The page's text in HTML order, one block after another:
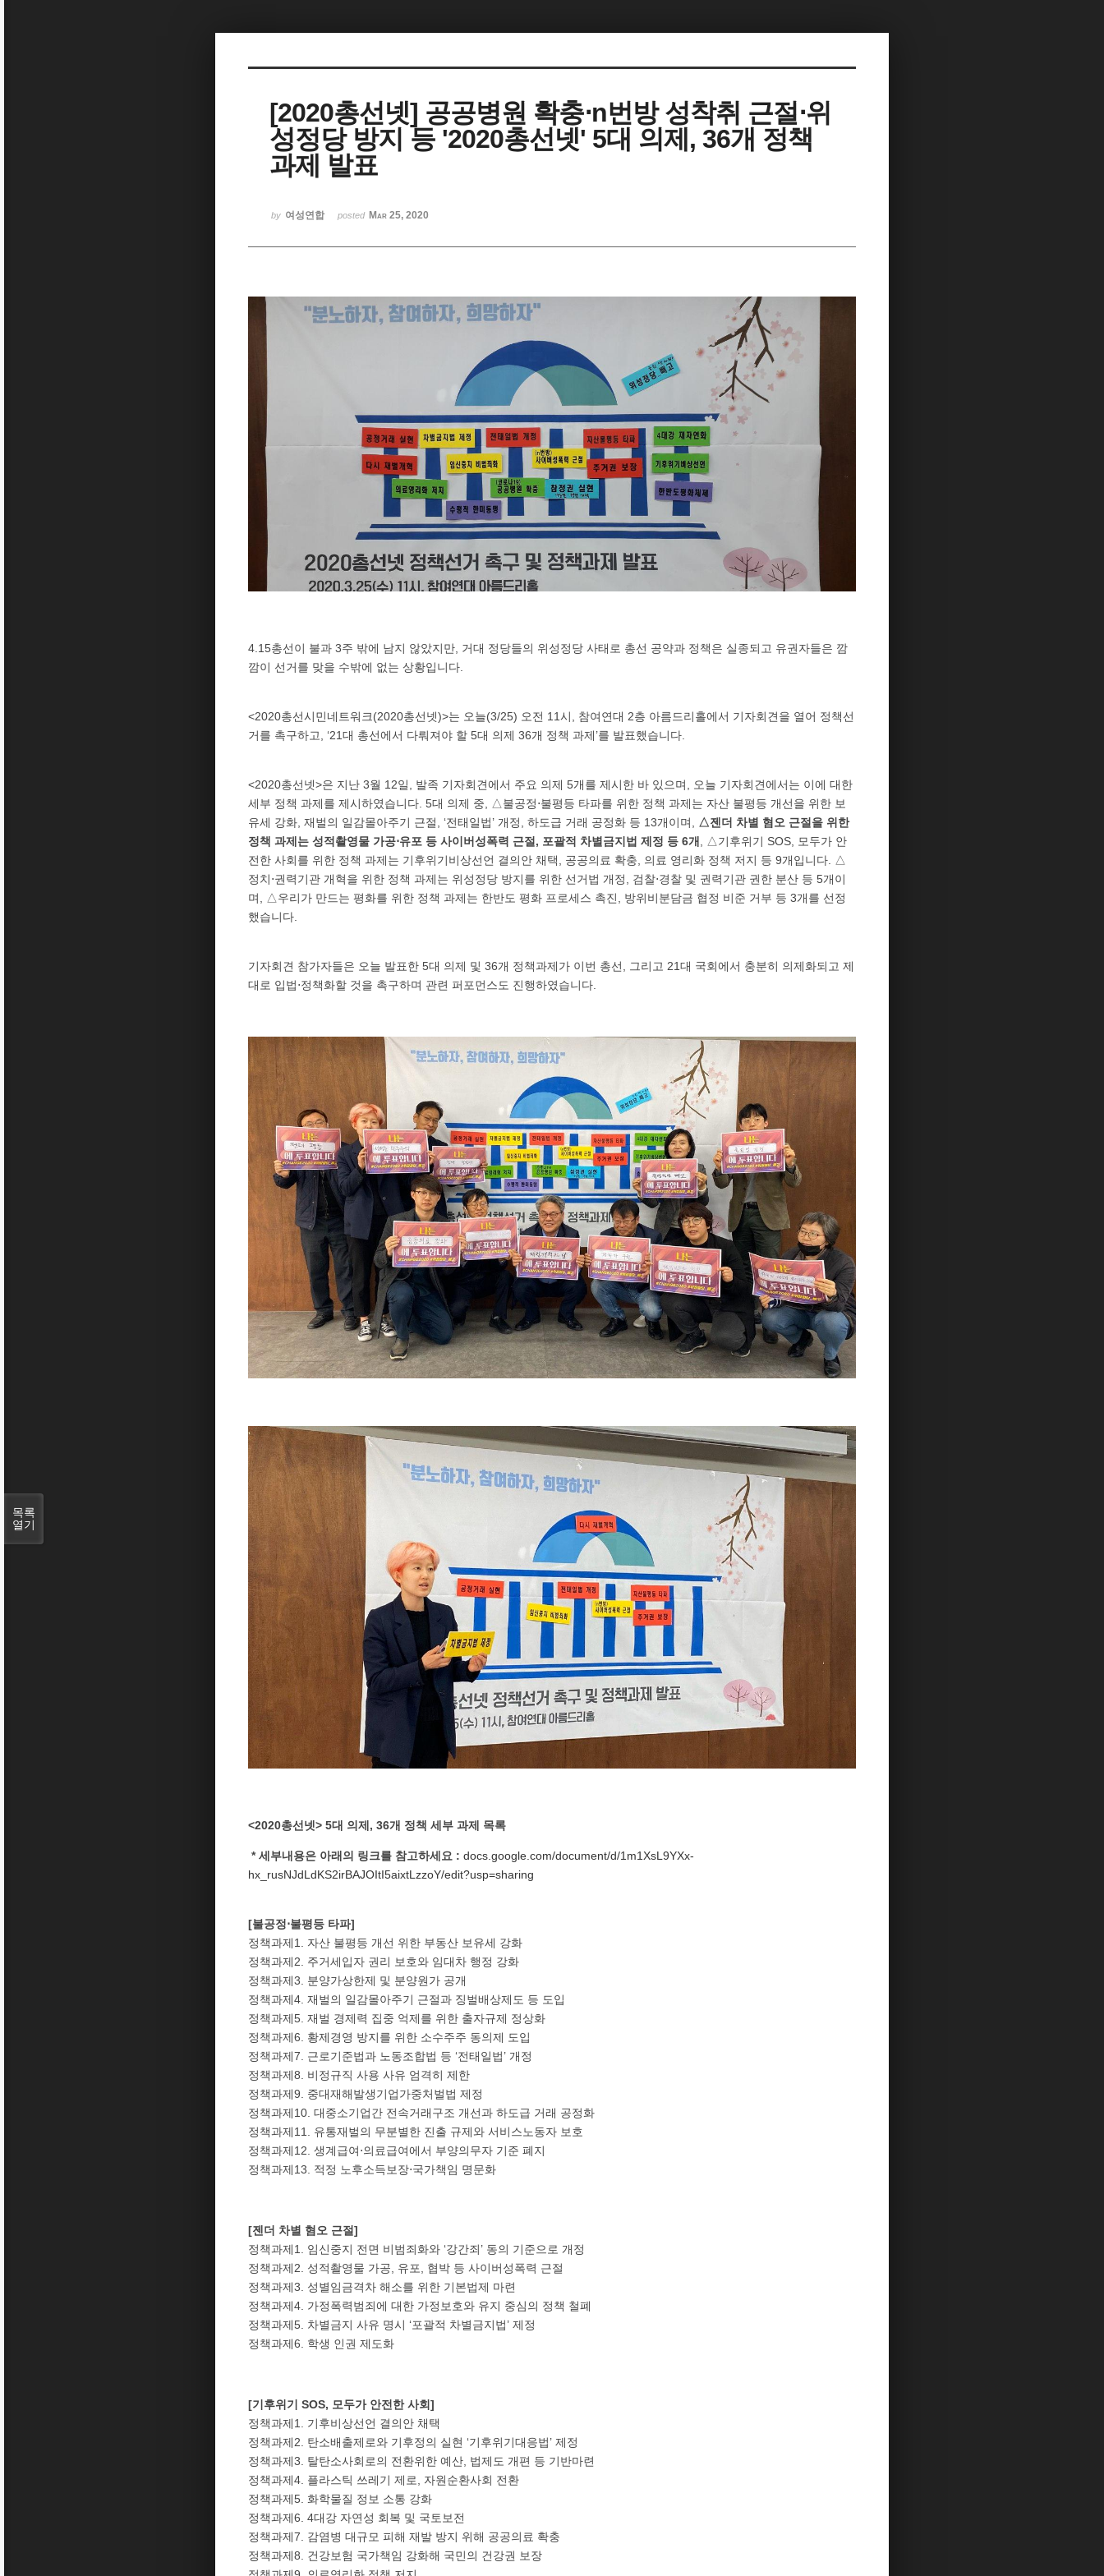
[2020총선넷] 공공병원 확충⋅n번방 성착취 근절⋅위
성정당 방지 등 '2020총선넷' 5대 의제, 36개 정책
과제 발표
by 여성연합 posted Mar 25, 2020
4.15총선이 불과 3주 밖에 남지 않았지만, 거대 정당들의 위성정당 사태로 총선 공약과 정책은 실종되고 유권자들은 깜
깜이 선거를 맞을 수밖에 없는 상황입니다.
<2020총선시민네트워크(2020총선넷)>는 오늘(3/25) 오전 11시, 참여연대 2층 아름드리홀에서 기자회견을 열어 정책선
거를 촉구하고, ‘21대 총선에서 다뤄져야 할 5대 의제 36개 정책 과제’를 발표했습니다.
<2020총선넷>은 지난 3월 12일, 발족 기자회견에서 주요 의제 5개를 제시한 바 있으며, 오늘 기자회견에서는 이에 대한
세부 정책 과제를 제시하였습니다. 5대 의제 중, △불공정⋅불평등 타파를 위한 정책 과제는 자산 불평등 개선을 위한 보
유세 강화, 재벌의 일감몰아주기 근절, ‘전태일법’ 개정, 하도급 거래 공정화 등 13개이며,
△젠더 차별 혐오 근절을 위한
정책 과제는 성적촬영물 가공⋅유포 등 사이버성폭력 근절, 포괄적 차별금지법 제정 등 6개
, △기후위기 SOS, 모두가 안
전한 사회를 위한 정책 과제는 기후위기비상선언 결의안 채택, 공공의료 확충, 의료 영리화 정책 저지 등 9개입니다. △
정치⋅권력기관 개혁을 위한 정책 과제는 위성정당 방지를 위한 선거법 개정, 검찰⋅경찰 및 권력기관 권한 분산 등 5개이
며, △우리가 만드는 평화를 위한 정책 과제는 한반도 평화 프로세스 촉진, 방위비분담금 협정 비준 거부 등 3개를 선정
했습니다.
기자회견 참가자들은 오늘 발표한 5대 의제 및 36개 정책과제가 이번 총선, 그리고 21대 국회에서 충분히 의제화되고 제
대로 입법⋅정책화할 것을 촉구하며 관련 퍼포먼스도 진행하였습니다.
<2020총선넷> 5대 의제, 36개 정책 세부 과제 목록
* 세부내용은 아래의 링크를 참고하세요 : docs.google.com/document/d/1m1XsL9YXx-
hx_rusNJdLdKS2irBAJOItI5aixtLzzoY/edit?usp=sharing
[불공정⋅불평등 타파]
정책과제1. 자산 불평등 개선 위한 부동산 보유세 강화
정책과제2. 주거세입자 권리 보호와 임대차 행정 강화
정책과제3. 분양가상한제 및 분양원가 공개
정책과제4. 재벌의 일감몰아주기 근절과 징벌배상제도 등 도입
정책과제5. 재벌 경제력 집중 억제를 위한 출자규제 정상화
정책과제6. 황제경영 방지를 위한 소수주주 동의제 도입
정책과제7. 근로기준법과 노동조합법 등 ‘전태일법’ 개정
정책과제8. 비정규직 사용 사유 엄격히 제한
정책과제9. 중대재해발생기업가중처벌법 제정
정책과제10. 대중소기업간 전속거래구조 개선과 하도급 거래 공정화
정책과제11. 유통재벌의 무분별한 진출 규제와 서비스노동자 보호
정책과제12. 생계급여⋅의료급여에서 부양의무자 기준 폐지
정책과제13. 적정 노후소득보장⋅국가책임 명문화
[젠더 차별 혐오 근절]
정책과제1. 임신중지 전면 비범죄화와 ‘강간죄’ 동의 기준으로 개정
정책과제2. 성적촬영물 가공, 유포, 협박 등 사이버성폭력 근절
정책과제3. 성별임금격차 해소를 위한 기본법제 마련
정책과제4. 가정폭력범죄에 대한 가정보호와 유지 중심의 정책 철폐
정책과제5. 차별금지 사유 명시 ‘포괄적 차별금지법’ 제정
정책과제6. 학생 인권 제도화
[기후위기 SOS, 모두가 안전한 사회]
정책과제1. 기후비상선언 결의안 채택
정책과제2. 탄소배출제로와 기후정의 실현 ‘기후위기대응법’ 제정
정책과제3. 탈탄소사회로의 전환위한 예산, 법제도 개편 등 기반마련
정책과제4. 플라스틱 쓰레기 제로, 자원순환사회 전환
정책과제5. 화학물질 정보 소통 강화
정책과제6. 4대강 자연성 회복 및 국토보전
정책과제7. 감염병 대규모 피해 재발 방지 위해 공공의료 확충
정책과제8. 건강보험 국가책임 강화해 국민의 건강권 보장
목록
열기
Sketchbook5, 스케치북5
Sketchbook5, 스케치북5